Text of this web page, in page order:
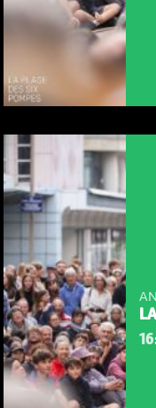
NOUS UTILISONS
En poursuivant votre
consentez à
permettent
votre disposition et